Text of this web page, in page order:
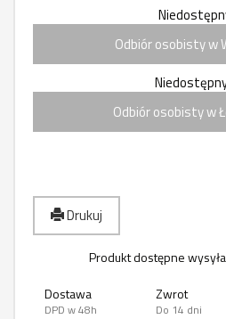
Odbiór osobisty w
Odbiór osobisty w
Drukuj
Produkt dostępne
Dostawa
DPD w 48h
Zwrot
Do 14 dni